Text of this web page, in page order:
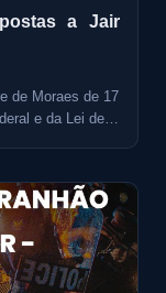
a Jair
de Moraes de 17
e da Lei de